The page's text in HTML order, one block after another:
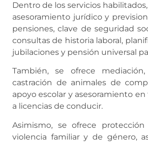
Dentro de los servicios
asesoramiento jurídico y
pensiones, clave de seguridad
consultas de historia laboral,
jubilaciones y pensión universal
También, se ofrece
castración de animales de
apoyo escolar y asesoramiento
a licencias de conducir.
Asimismo, se ofrece
violencia familiar y de género,